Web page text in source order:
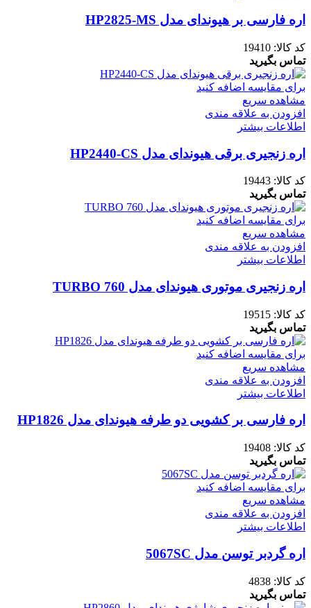
اره فارسی بر هیوندای مدل HP2825-MS
کد کالا: 19410
تماس بگیرید
برای مقایسه اضافه کنید
مشاهده سریع
افزودن به علاقه مندی
اطلاعات بیشتر
اره زنجیری برقی هیوندای مدل HP2440-CS
کد کالا: 19443
تماس بگیرید
برای مقایسه اضافه کنید
مشاهده سریع
افزودن به علاقه مندی
اطلاعات بیشتر
اره زنجیری موتوری هیوندای مدل TURBO 760
کد کالا: 19515
تماس بگیرید
برای مقایسه اضافه کنید
مشاهده سریع
افزودن به علاقه مندی
اطلاعات بیشتر
اره فارسی بر کشویی دو طرفه هیوندای مدل HP1826
کد کالا: 19408
تماس بگیرید
برای مقایسه اضافه کنید
مشاهده سریع
افزودن به علاقه مندی
اطلاعات بیشتر
اره گردبر توسن مدل 5067SC
کد کالا: 4838
تماس بگیرید